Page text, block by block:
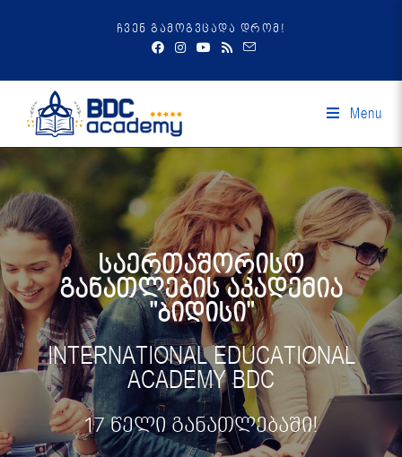
ჩვენ გამოგვცადა დრომ!
Menu
საერთაშორისო
განათლების აკადემია
"ბიდისი"
INTERNATIONAL EDUCATIONAL
ACADEMY BDC
17 წელი განათლებაში!